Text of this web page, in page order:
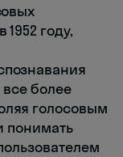
году,
все более
голосовым
понимать